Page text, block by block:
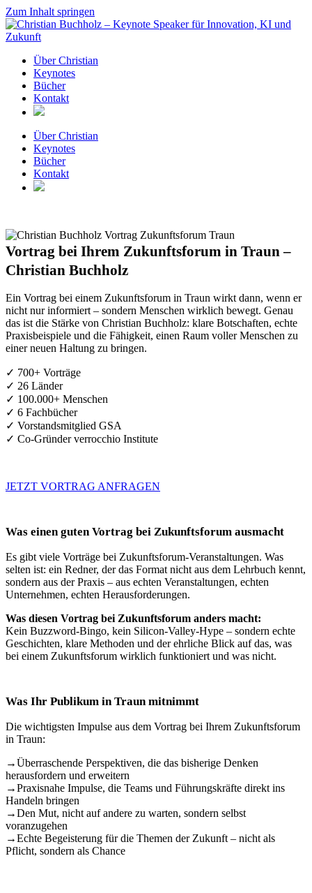
Zum Inhalt springen
Über Christian
Keynotes
Bücher
Kontakt
Über Christian
Keynotes
Bücher
Kontakt
Vortrag bei Ihrem Zukunftsforum in Traun –
Christian Buchholz
Ein Vortrag bei einem Zukunftsforum in Traun wirkt dann, wenn er
nicht nur informiert – sondern Menschen wirklich bewegt. Genau
das ist die Stärke von Christian Buchholz: klare Botschaften, echte
Praxisbeispiele und die Fähigkeit, einen Raum voller Menschen zu
einer neuen Haltung zu bringen.
✓ 700+ Vorträge
✓ 26 Länder
✓ 100.000+ Menschen
✓ 6 Fachbücher
✓ Vorstandsmitglied GSA
✓ Co-Gründer verrocchio Institute
JETZT VORTRAG ANFRAGEN
Was einen guten Vortrag bei Zukunftsforum ausmacht
Es gibt viele Vorträge bei Zukunftsforum-Veranstaltungen. Was
selten ist: ein Redner, der das Format nicht aus dem Lehrbuch kennt,
sondern aus der Praxis – aus echten Veranstaltungen, echten
Unternehmen, echten Herausforderungen.
Was diesen Vortrag bei Zukunftsforum anders macht:
Kein Buzzword-Bingo, kein Silicon-Valley-Hype – sondern echte
Geschichten, klare Methoden und der ehrliche Blick auf das, was
bei einem Zukunftsforum wirklich funktioniert und was nicht.
Was Ihr Publikum in Traun mitnimmt
Die wichtigsten Impulse aus dem Vortrag bei Ihrem Zukunftsforum
in Traun:
→Überraschende Perspektiven, die das bisherige Denken
herausfordern und erweitern
→Praxisnahe Impulse, die Teams und Führungskräfte direkt ins
Handeln bringen
→Den Mut, nicht auf andere zu warten, sondern selbst
voranzugehen
→Echte Begeisterung für die Themen der Zukunft – nicht als
Pflicht, sondern als Chance